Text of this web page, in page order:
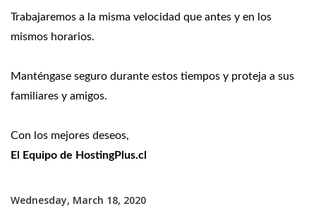
Trabajaremos a la misma velocidad que antes y en los
mismos horarios.
Manténgase seguro durante estos tiempos y proteja a sus
familiares y amigos.
Con los mejores deseos,
El Equipo de HostingPlus.cl
Wednesday, March 18, 2020